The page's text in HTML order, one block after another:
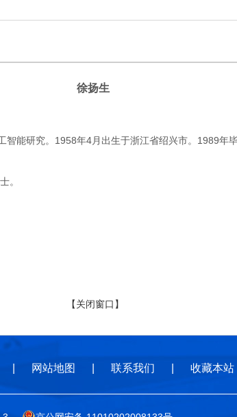
徐扬生
能研究。1958年4月出生于浙江省绍兴市。1989年毕
。
【关闭窗口】
网站地图 联系我们 收藏本站